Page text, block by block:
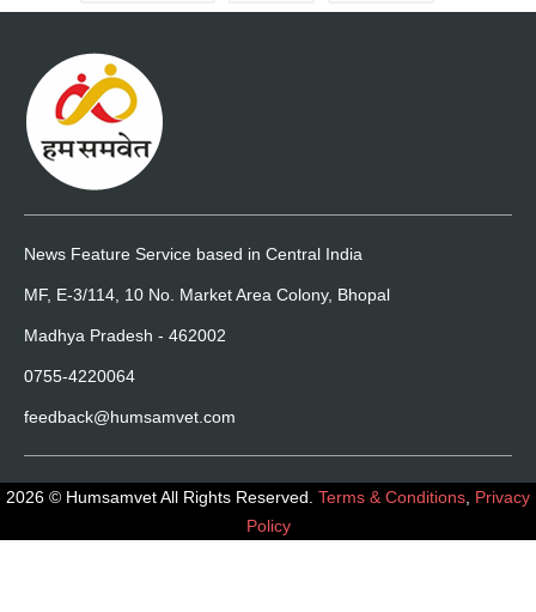
News Feature Service based in Central India
MF, E-3/114, 10 No. Market Area Colony, Bhopal
Madhya Pradesh - 462002
0755-4220064
feedback@humsamvet.com
2026 © Humsamvet All Rights Reserved. Terms & Conditions Privacy
Policy